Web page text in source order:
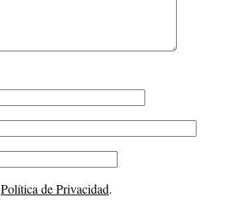
Política de Privacidad.